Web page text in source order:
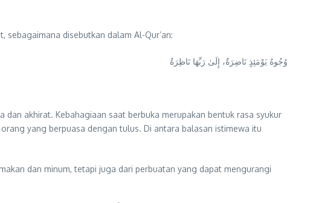
disebutkan dalam Al-Qur’an:
وُجُوهٌ يَوْمَئِذٍ نَاضِرَةٌ، إِلَىٰ رَبِّهَا نَاظِرَةٌ
akhirat. Kebahagiaan saat berbuka merupakan bentuk rasa syukur
yang berpuasa dengan tulus. Di antara balasan istimewa itu
dan minum, tetapi juga dari perbuatan yang dapat mengurangi